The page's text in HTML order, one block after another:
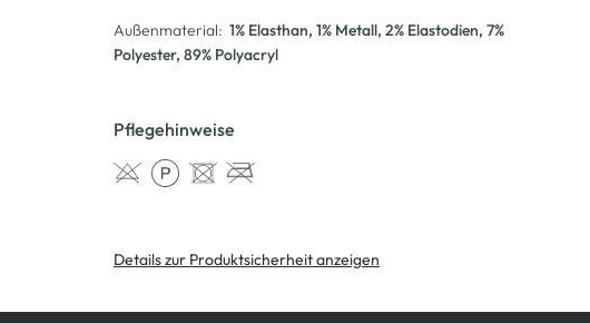
Außenmaterial: 1% Elasthan, 1% Metall, 2% Elastodien, 7%
Polyester, 89% Polyacryl
Pflegehinweise
Details zur Produktsicherheit anzeigen